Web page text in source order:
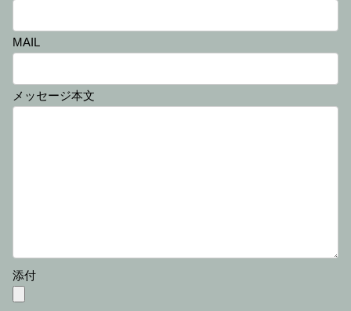
MAIL
メッセージ本文
添付